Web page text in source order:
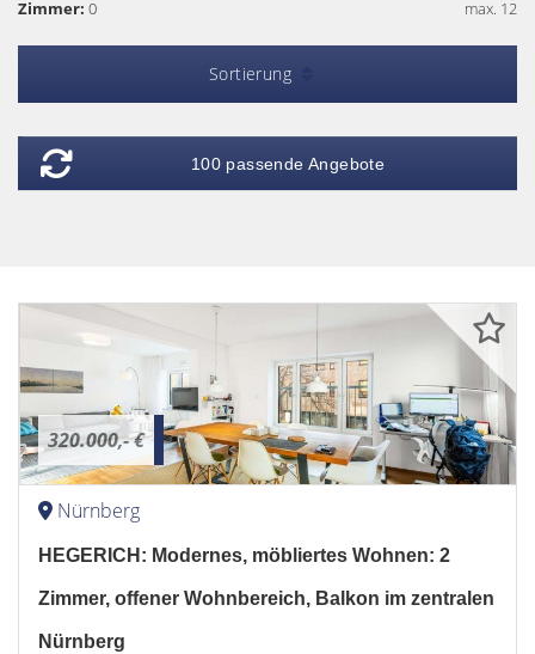
Zimmer: 0 max. 12
Sortierung
100 passende Angebote
320.000,- €
Nürnberg
HEGERICH: Modernes, möbliertes Wohnen: 2
Zimmer, offener Wohnbereich, Balkon im zentralen
Nürnberg